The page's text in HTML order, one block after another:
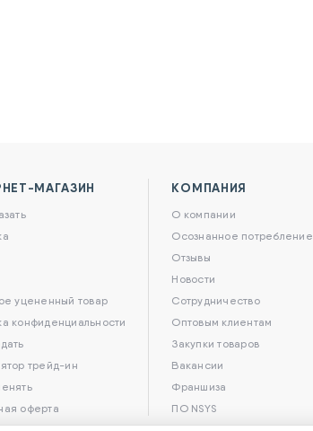
МАГАЗИН
уцененный товар
конфиденциальности
трейд-ин
оферта
КОМПАНИЯ
О компании
Осознанное потребление
Отзывы
Новости
Сотрудничество
Оптовым клиентам
Закупки товаров
Вакансии
Франшиза
ПО NSYS